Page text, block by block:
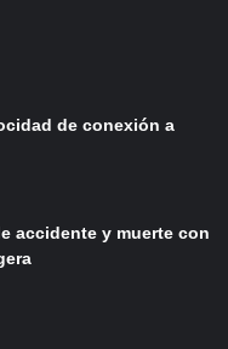
de conexión a
accidente y muerte con